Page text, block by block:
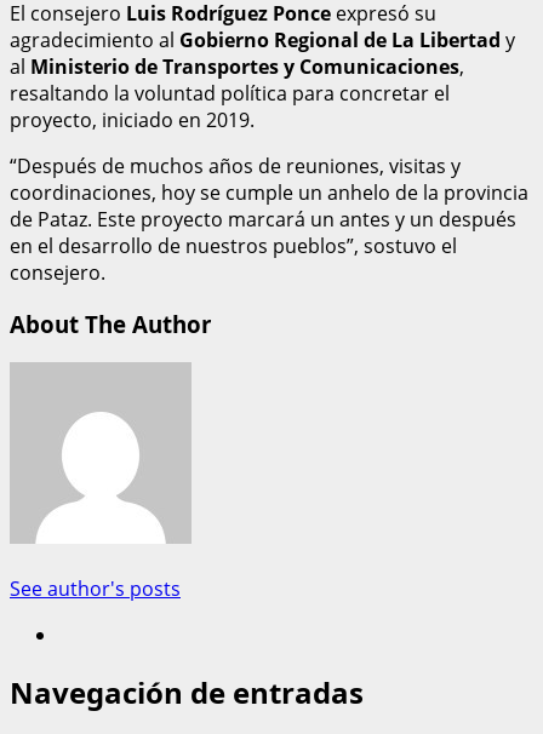
El consejero Luis Rodríguez Ponce expresó su
agradecimiento al Gobierno Regional de La Libertad y
al Ministerio de Transportes y Comunicaciones,
resaltando la voluntad política para concretar el
proyecto, iniciado en 2019.
“Después de muchos años de reuniones, visitas y
coordinaciones, hoy se cumple un anhelo de la provincia
de Pataz. Este proyecto marcará un antes y un después
en el desarrollo de nuestros pueblos”, sostuvo el
consejero.
About The Author
See author's posts
Navegación de entradas